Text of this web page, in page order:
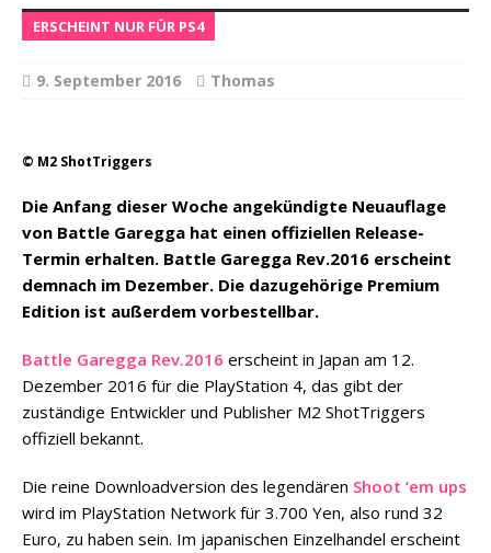
ERSCHEINT NUR FÜR PS4
9. September 2016 Thomas
© M2 ShotTriggers
Die Anfang dieser Woche angekündigte Neuauflage
von Battle Garegga hat einen offiziellen Release-
Termin erhalten. Battle Garegga Rev.2016 erscheint
demnach im Dezember. Die dazugehörige Premium
Edition ist außerdem vorbestellbar.
Battle Garegga Rev.2016 erscheint in Japan am 12.
Dezember 2016 für die PlayStation 4, das gibt der
zuständige Entwickler und Publisher M2 ShotTriggers
offiziell bekannt.
Die reine Downloadversion des legendären Shoot ‘em ups
wird im PlayStation Network für 3.700 Yen, also rund 32
Euro, zu haben sein. Im japanischen Einzelhandel erscheint